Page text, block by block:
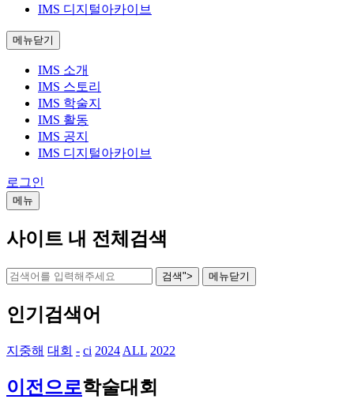
IMS 디지털아카이브
메뉴닫기
IMS 소개
IMS 스토리
IMS 학술지
IMS 활동
IMS 공지
IMS 디지털아카이브
로그인
메뉴
사이트 내 전체검색
검색"> 메뉴닫기
인기검색어
지중해 대회 - ci 2024 ALL 2022
이전으로학술대회